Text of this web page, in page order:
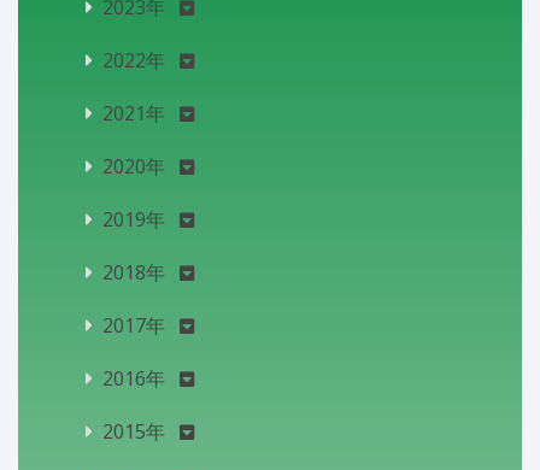
2023年
2022年
2021年
2020年
2019年
2018年
2017年
2016年
2015年